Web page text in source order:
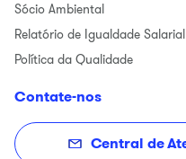
Sócio Ambiental
Relatório de Igualdade Salarial
Política da Qualidade
Contate-nos
Central de